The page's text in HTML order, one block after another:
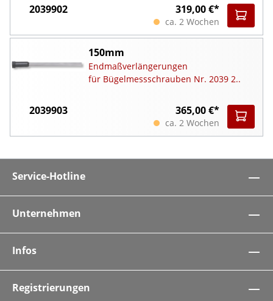
2039902 319,00 €*
ca. 2 Wochen
150mm
Endmaßverlängerungen
für Bügelmessschrauben Nr. 2039 2..
2039903 365,00 €*
ca. 2 Wochen
Service-Hotline
Unternehmen
Infos
Registrierungen